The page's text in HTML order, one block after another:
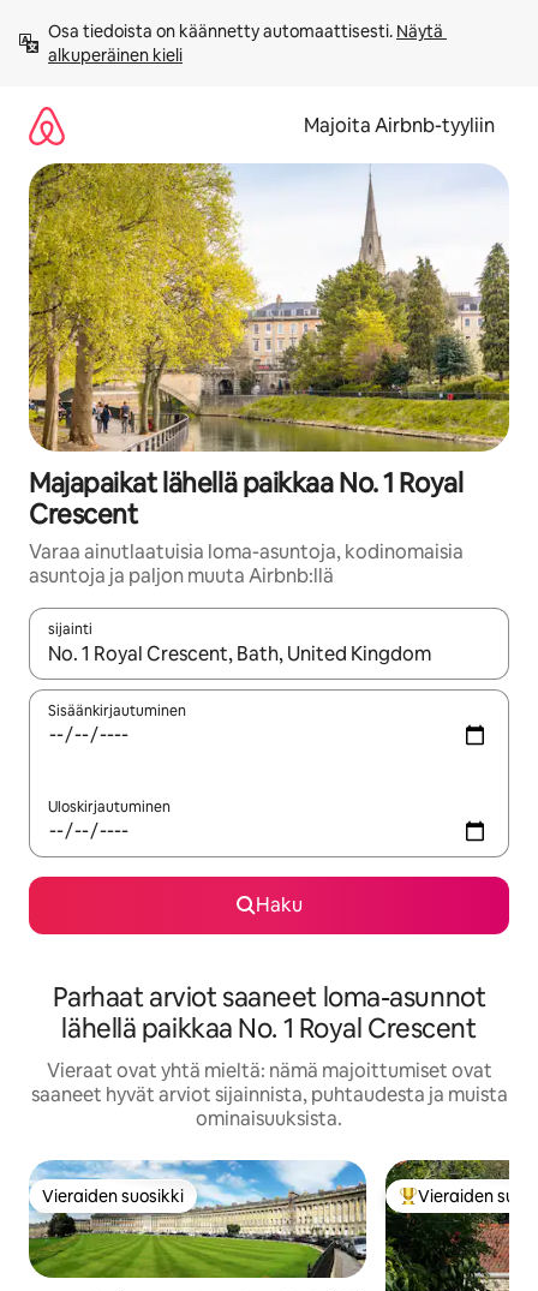
sisältö
väliin
Osa tiedoista on käännetty automaattisesti. Näytä
alkuperäinen kieli
Majoita Airbnb-tyyliin
Majapaikat lähellä paikkaa No. 1 Royal
Crescent
Varaa ainutlaatuisia loma-asuntoja, kodinomaisia
asuntoja ja paljon muuta Airbnb:llä
sijainti
Kun tulokset ovat saatavilla, navigoi ylös- ja alas-
Sisäänkirjautuminen
Uloskirjautuminen
Haku
Parhaat arviot saaneet loma-asunnot
lähellä paikkaa No. 1 Royal Crescent
Vieraat ovat yhtä mieltä: nämä majoittumiset ovat
saaneet hyvät arviot sijainnista, puhtaudesta ja muista
ominaisuuksista.
Vieraiden suosikki
Vieraiden suosikki Vieraiden
Vieraiden